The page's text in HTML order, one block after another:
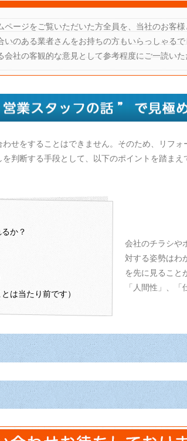
ージをご覧いただいた方全員を、当社のお客
のある業者さんをお持ちの方もいらっしゃるで
社の客観的な意見として参考程度にご一読いた
せをすることはできません。そのため、リフ
判断する手段として、以下のポイントを踏ま
か？
は当たり前です）
会社のチラシや
対する姿勢はわ
を先に見ること
「人間性」、